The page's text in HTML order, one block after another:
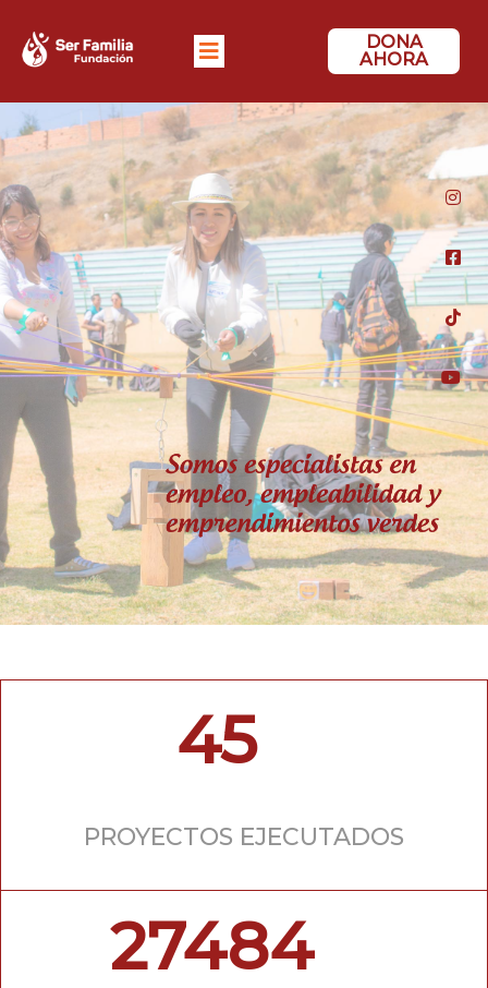
DONA
AHORA
45
PROYECTOS EJECUTADOS
27484